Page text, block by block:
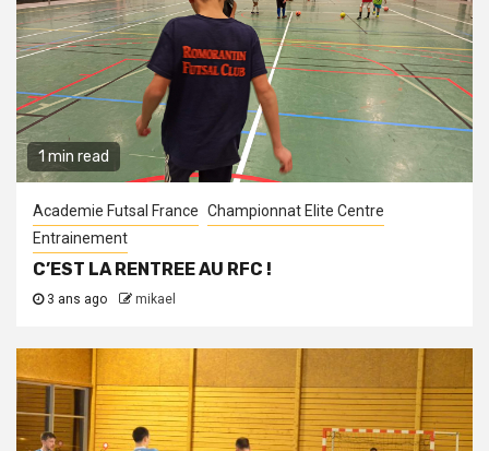
1 min read
Academie Futsal France Championnat Elite Centre
Entrainement
C’EST LA RENTREE AU RFC !
3 ans ago mikael